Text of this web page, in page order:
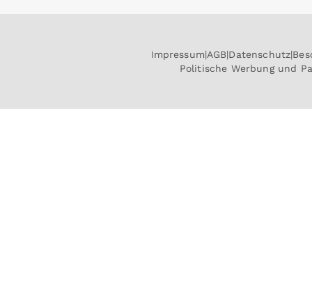
Impressum AGB Datenschutz
Politische Werbung und